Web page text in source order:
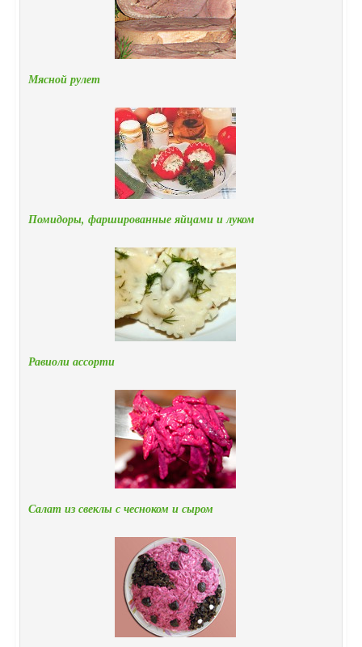
Мясной рулет
Помидоры, фаршированные яйцами и луком
Равиоли ассорти
Салат из свеклы с чесноком и сыром